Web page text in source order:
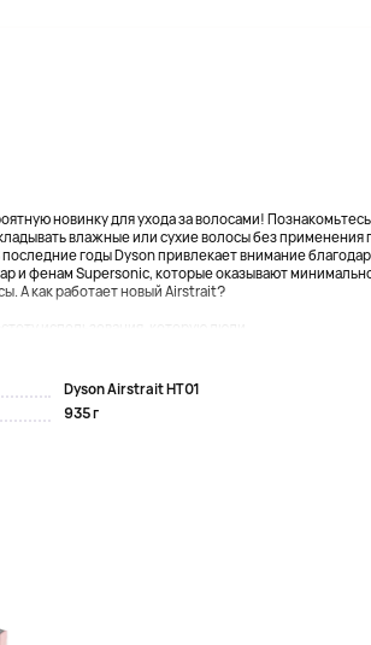
новинку для ухода за волосами!
влажные или сухие волосы без применения
годы Dyson привлекает внимание
и фенам Supersonic, которые оказывают
А как работает новый Airstrait?
использования, которую люди...
Dyson Airstrait HT01
935 г